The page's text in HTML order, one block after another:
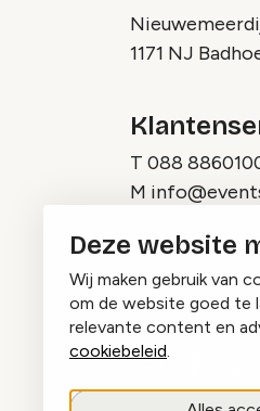
Deze website
Wij maken gebruik van
om de website goed te
relevante content en
cookiebeleid.
1171 NJ
T 088
M